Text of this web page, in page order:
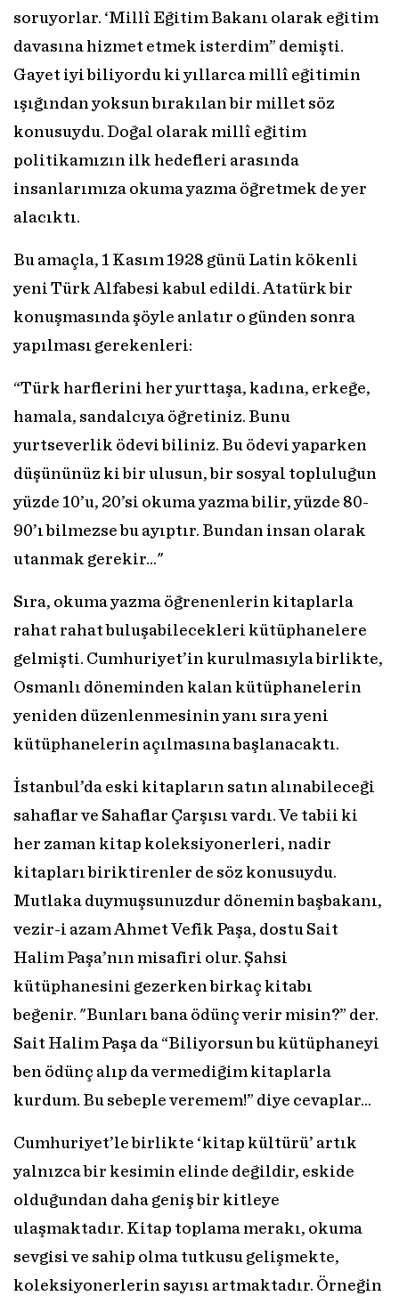
soruyorlar. ‘Millî Eğitim Bakanı olarak eğitim
davasına hizmet etmek isterdim” demişti.
Gayet iyi biliyordu ki yıllarca millî eğitimin
ışığından yoksun bırakılan bir millet söz
konusuydu. Doğal olarak millî eğitim
politikamızın ilk hedefleri arasında
insanlarımıza okuma yazma öğretmek de yer
alacıktı.
Bu amaçla, 1 Kasım 1928 günü Latin kökenli
yeni Türk Alfabesi kabul edildi. Atatürk bir
konuşmasında şöyle anlatır o günden sonra
yapılması gerekenleri:
“Türk harflerini her yurttaşa, kadına, erkeğe,
hamala, sandalcıya öğretiniz. Bunu
yurtseverlik ödevi biliniz. Bu ödevi yaparken
düşününüz ki bir ulusun, bir sosyal topluluğun
yüzde 10’u, 20’si okuma yazma bilir, yüzde 80-
90’ı bilmezse bu ayıptır. Bundan insan olarak
utanmak gerekir..."
Sıra, okuma yazma öğrenenlerin kitaplarla
rahat rahat buluşabilecekleri kütüphanelere
gelmişti. Cumhuriyet’in kurulmasıyla birlikte,
Osmanlı döneminden kalan kütüphanelerin
yeniden düzenlenmesinin yanı sıra yeni
kütüphanelerin açılmasına başlanacaktı.
İstanbul’da eski kitapların satın alınabileceği
sahaflar ve Sahaflar Çarşısı vardı. Ve tabii ki
her zaman kitap koleksiyonerleri, nadir
kitapları biriktirenler de söz konusuydu.
Mutlaka duymuşsunuzdur dönemin başbakanı,
vezir-i azam Ahmet Vefik Paşa, dostu Sait
Halim Paşa’nın misafiri olur. Şahsi
kütüphanesini gezerken birkaç kitabı
beğenir. "Bunları bana ödünç verir misin?” der.
Sait Halim Paşa da “Biliyorsun bu kütüphaneyi
ben ödünç alıp da vermediğim kitaplarla
kurdum. Bu sebeple veremem!” diye cevaplar...
Cumhuriyet’le birlikte ‘kitap kültürü’ artık
yalnızca bir kesimin elinde değildir, eskide
olduğundan daha geniş bir kitleye
ulaşmaktadır. Kitap toplama merakı, okuma
sevgisi ve sahip olma tutkusu gelişmekte,
koleksiyonerlerin sayısı artmaktadır. Örneğin